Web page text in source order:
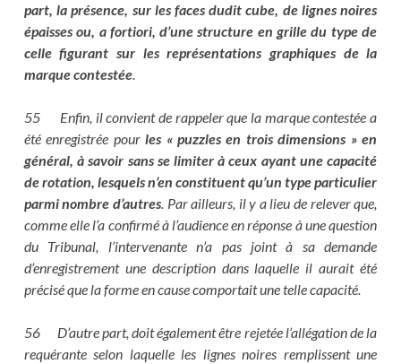
part, la présence, sur les faces dudit cube, de lignes noires
épaisses ou, a fortiori, d’une structure en grille du type de
celle figurant sur les représentations graphiques de la
marque contestée.
55 Enfin, il convient de rappeler que la marque contestée a
été enregistrée pourles « puzzles en trois dimensions » en
général, à savoir sans se limiter à ceux ayant une capacité
de rotation, lesquels n’en constituent qu’un type particulier
parmi nombre d’autres. Par ailleurs, il y a lieu de relever que,
comme elle l’a confirmé à l’audience en réponse à une question
du Tribunal, l’intervenante n’a pas joint à sa demande
d’enregistrement une description dans laquelle il aurait été
précisé que la forme en cause comportait une telle capacité.
56 D’autre part, doit également être rejetée l’allégation de la
requérante selon laquelle les lignes noires remplissent une